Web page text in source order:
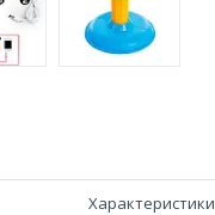
Характеристики